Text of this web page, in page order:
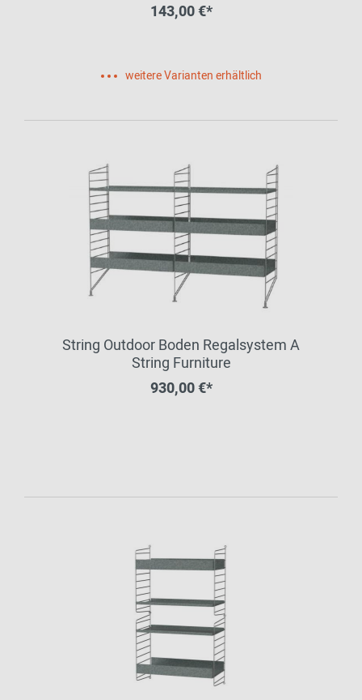
143,00 €*
weitere Varianten erhältlich
String Outdoor Boden Regalsystem A
String Furniture
930,00 €*